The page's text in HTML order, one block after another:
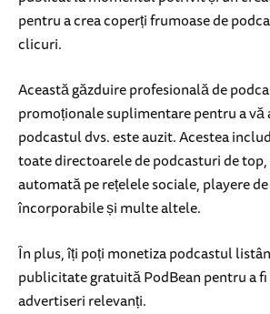
pentru a crea coperți frumoase de
clicuri.
Această găzduire profesională de
promoționale suplimentare pentru a vă
podcastul dvs. este auzit. Acestea
toate directoarele de podcasturi de
automată pe rețelele sociale, playere
încorporabile și multe altele.
În plus, îți poți monetiza podcastul
publicitate gratuită PodBean pentru a
advertiseri relevanți.